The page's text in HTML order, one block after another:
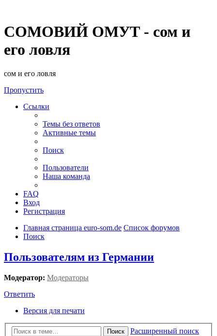
СОМОВИЙ ОМУТ - сом и
его ловля
сом и его ловля
Пропустить
Ссылки
Темы без ответов
Активные темы
Поиск
Пользователи
Наша команда
FAQ
Вход
Регистрация
Главная страница euro-som.de Список форумов
Поиск
Пользователям из Германии
Модератор: Модераторы
Ответить
Версия для печати
Поиск
Расширенный поиск